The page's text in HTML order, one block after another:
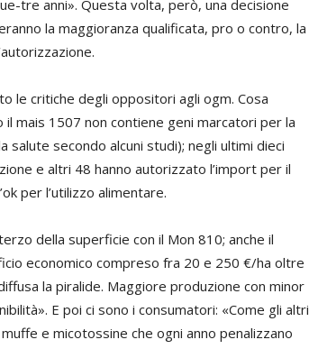
tre anni». Questa volta, però, una decisione
la maggioranza qualificata, pro o contro, la
le critiche degli oppositori agli ogm. Cosa
mais 1507 non contiene geni marcatori per la
secondo alcuni studi); negli ultimi dieci
e altri 48 hanno autorizzato l’import per il
per l’utilizzo alimentare.
della superficie con il Mon 810; anche il
economico compreso fra 20 e 250 €/ha oltre
la piralide. Maggiore produzione con minor
E poi ci sono i consumatori: «Come gli altri
e micotossine che ogni anno penalizzano